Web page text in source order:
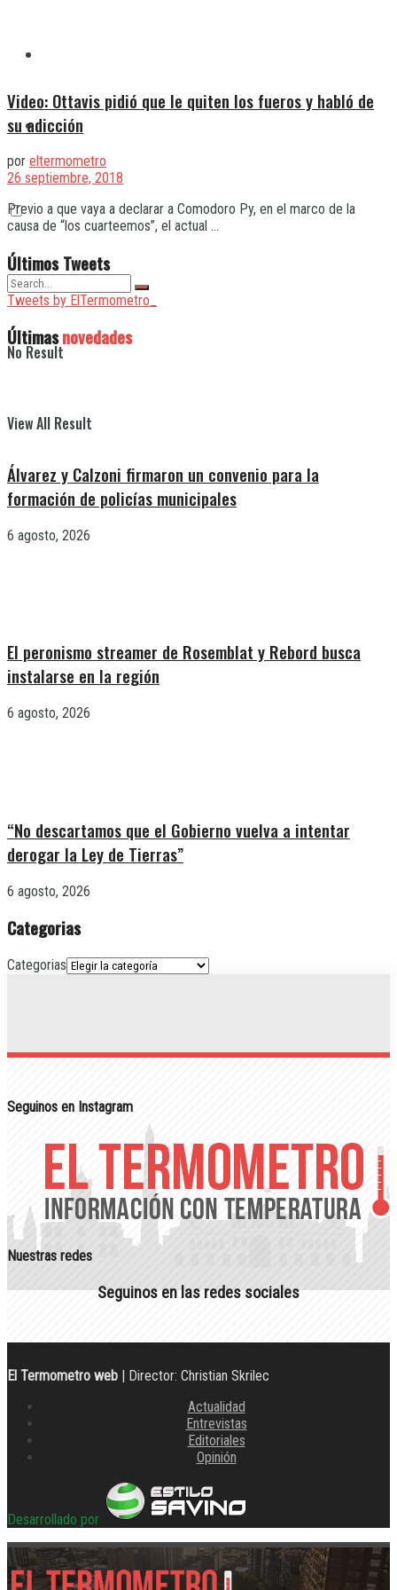
Varela
No Result
View All Result
Video: Ottavis pidió que le quiten los fueros y habló de
su adicción
por eltermometro
26 septiembre, 2018
Previo a que vaya a declarar a Comodoro Py, en el marco de la
causa de “los cuarteemos”, el actual ...
Últimos Tweets
Tweets by ElTermometro_
Últimasnovedades
Álvarez y Calzoni firmaron un convenio para la
formación de policías municipales
6 agosto, 2026
El peronismo streamer de Rosemblat y Rebord busca
instalarse en la región
6 agosto, 2026
“No descartamos que el Gobierno vuelva a intentar
derogar la Ley de Tierras”
6 agosto, 2026
Categorias
Categorias
Seguinos en Instagram
Nuestras redes
Seguinos en las redes sociales
El Termometro web | Director: Christian Skrilec
Actualidad
Entrevistas
Editoriales
Opinión
Desarrollado por